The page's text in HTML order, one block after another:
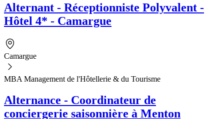
Alternant - Réceptionniste Polyvalent -
Hôtel 4* - Camargue
Camargue
MBA Management de l'Hôtellerie & du Tourisme
Alternance - Coordinateur de
conciergerie saisonnière à Menton